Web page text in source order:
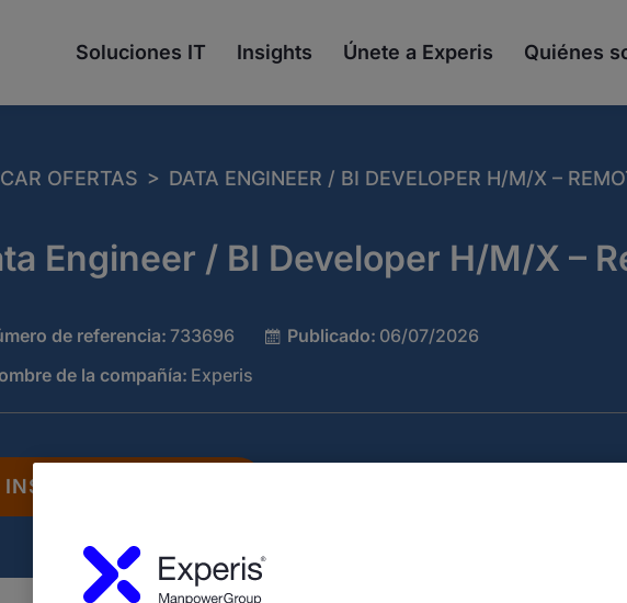
Soluciones IT Insights Únete a Experis Quiénes
OFERTAS > DATA ENGINEER / BI DEVELOPER H/M/X –
Engineer / BI Developer H/M/X –
de referencia:733696 Publicado: 06/07/2026
de la compañía: Experis
INSCRÍBETE AHORA